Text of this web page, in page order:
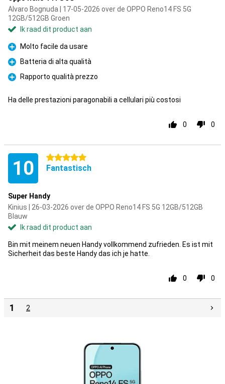
Alvaro Bognuda | 17-05-2026 over de OPPO Reno14 FS 5G
12GB/512GB Groen
Ik raad dit product aan
Pluspunt
Molto facile da usare
Pluspunt
Batteria di alta qualità
Pluspunt
Rapporto qualità prezzo
Ha delle prestazioni paragonabili a cellulari più costosi
0 0
10 5 sterren
Fantastisch
Super Handy
Kinius | 26-03-2026 over de OPPO Reno14 FS 5G 12GB/512GB
Blauw
Ik raad dit product aan
Bin mit meinem neuen Handy vollkommend zufrieden. Es ist mit
Sicherheit das beste Handy das ich je hatte.
0 0
1 2